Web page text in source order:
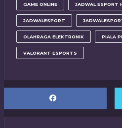
GAME ONLINE JADWAL ESPORT
JADWALESPORT
OLAHRAGA ELEKTRONIK PIALA
VALORANT ESPORTS